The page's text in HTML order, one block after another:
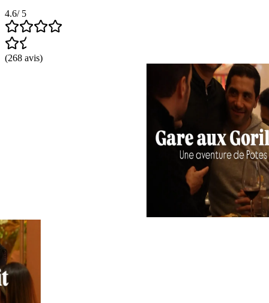
4.6/ 5
(268 avis)